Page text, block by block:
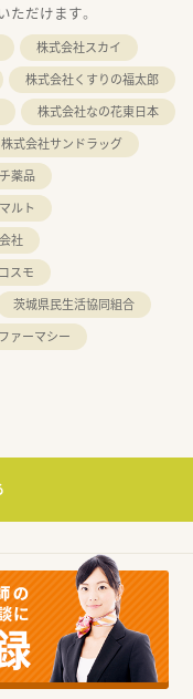
だけます。
株式会社スカイ
株式会社くすりの福太郎
株式会社なの花東日本
株式会社サンドラッグ
薬品
ルト
社
スモ
茨城県民生活協同組合
ァーマシー